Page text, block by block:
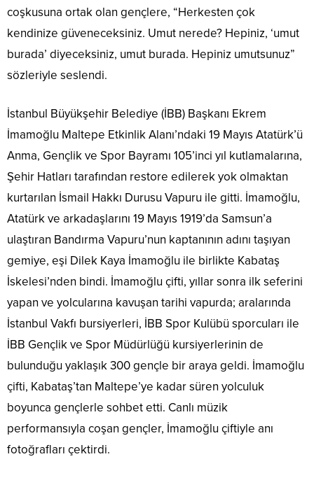
coşkusuna ortak olan gençlere, “Herkesten çok
kendinize güveneceksiniz. Umut nerede? Hepiniz, ‘umut
burada’ diyeceksiniz, umut burada. Hepiniz umutsunuz”
sözleriyle seslendi.
İstanbul Büyükşehir Belediye (İBB) Başkanı Ekrem
İmamoğlu Maltepe Etkinlik Alanı’ndaki 19 Mayıs Atatürk’ü
Anma, Gençlik ve Spor Bayramı 105’inci yıl kutlamalarına,
Şehir Hatları tarafından restore edilerek yok olmaktan
kurtarılan İsmail Hakkı Durusu Vapuru ile gitti. İmamoğlu,
Atatürk ve arkadaşlarını 19 Mayıs 1919’da Samsun’a
ulaştıran Bandırma Vapuru’nun kaptanının adını taşıyan
gemiye, eşi Dilek Kaya İmamoğlu ile birlikte Kabataş
İskelesi’nden bindi. İmamoğlu çifti, yıllar sonra ilk seferini
yapan ve yolcularına kavuşan tarihi vapurda; aralarında
İstanbul Vakfı bursiyerleri, İBB Spor Kulübü sporcuları ile
İBB Gençlik ve Spor Müdürlüğü kursiyerlerinin de
bulunduğu yaklaşık 300 gençle bir araya geldi. İmamoğlu
çifti, Kabataş’tan Maltepe’ye kadar süren yolculuk
boyunca gençlerle sohbet etti. Canlı müzik
performansıyla coşan gençler, İmamoğlu çiftiyle anı
fotoğrafları çektirdi.